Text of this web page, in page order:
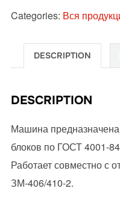
Categories: Вся
DESCRIPTION
DESCRIPTION
Машина
блоков по ГОСТ 4001-
Работает совместно с
ЗМ-406/410-2.